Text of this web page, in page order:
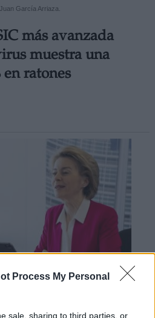
Process My Personal
sale, sharing to third parties, or
García Arriaza.
más avanzada
muestra una
en ratones